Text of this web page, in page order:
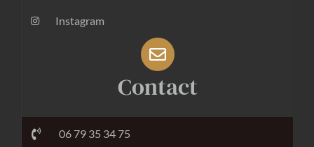
Instagram
Contact
06 79 35 34 75